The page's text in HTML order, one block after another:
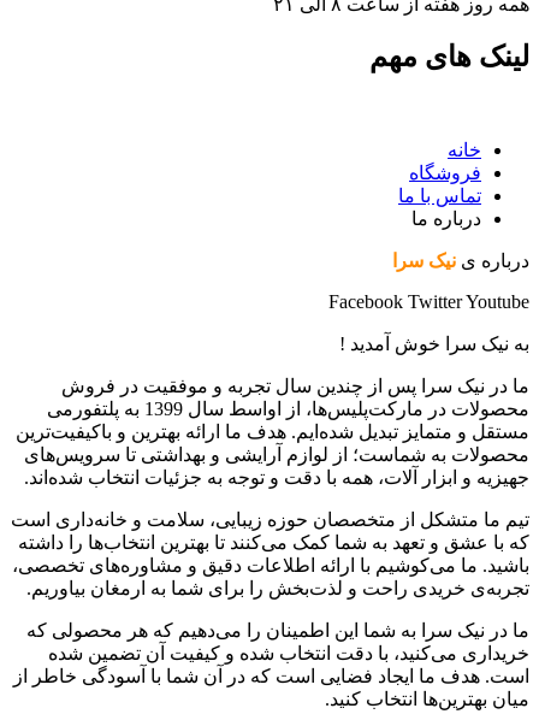
همه روز هفته از ساعت ٨ الی ۲۱
لینک های مهم
خانه
فروشگاه
تماس با ما
درباره ما
درباره ی نیک سرا
Facebook TwitterYoutube
به نیک سرا خوش آمدید !
ما در نیک سرا پس از چندین سال تجربه و موفقیت در فروش
محصولات در مارکت‌پلیس‌ها، از اواسط سال 1399 به پلتفورمی
مستقل و متمایز تبدیل شده‌ایم. هدف ما ارائه بهترین و باکیفیت‌ترین
محصولات به شماست؛ از لوازم آرایشی و بهداشتی تا سرویس‌های
جهیزیه و ابزار آلات، همه با دقت و توجه به جزئیات انتخاب شده‌اند.
تیم ما متشکل از متخصصان حوزه زیبایی، سلامت و خانه‌داری است
که با عشق و تعهد به شما کمک می‌کنند تا بهترین انتخاب‌ها را داشته
باشید. ما می‌کوشیم با ارائه اطلاعات دقیق و مشاوره‌های تخصصی،
تجربه‌ی خریدی راحت و لذت‌بخش را برای شما به ارمغان بیاوریم.
ما در نیک سرا به شما این اطمینان را می‌دهیم که هر محصولی که
خریداری می‌کنید، با دقت انتخاب شده و کیفیت آن تضمین شده
است. هدف ما ایجاد فضایی است که در آن شما با آسودگی خاطر از
میان بهترین‌ها انتخاب کنید.